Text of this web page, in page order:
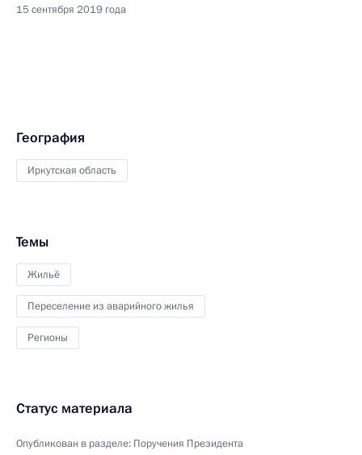
15 сентября 2019 года
География
Иркутская область
Темы
Жильё
Переселение из аварийного жилья
Регионы
Статус материала
Опубликован в разделе: Поручения Президента